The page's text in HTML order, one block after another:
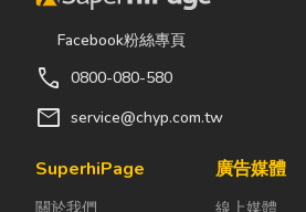
品即占總出口
在面對全球客
戶對扣件精度
日益嚴苛的趨
聚會、公司聚
團體用餐，都
Facebook粉絲專頁
call 0800-080-580
mail service@chyp.com.tw
SuperhiPage
關於我們
廣告媒體
線上媒體